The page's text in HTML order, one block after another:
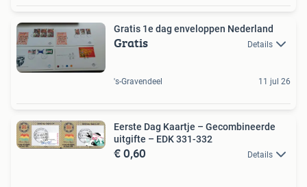
Gratis 1e dag enveloppen Nederland
Gratis Details
's-Gravendeel 11 jul 26
Eerste Dag Kaartje – Gecombineerde
uitgifte – EDK 331-332
€ 0,60 Details